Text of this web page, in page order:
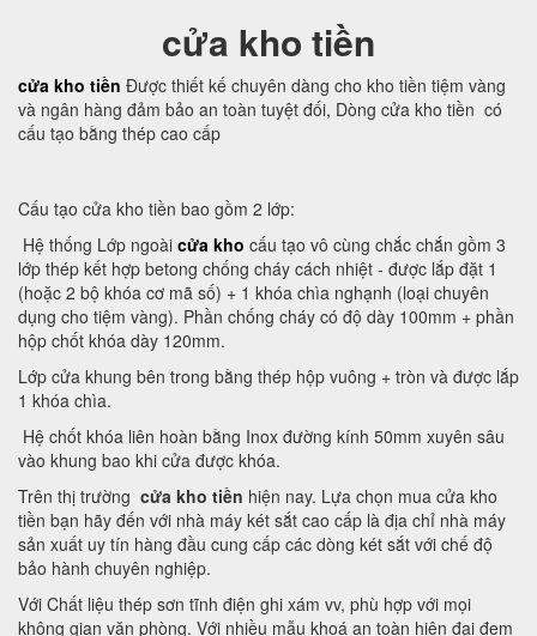
cửa kho tiền
cửa kho tiền Được thiết kế chuyên dàng cho kho tiền tiệm vàng
và ngân hàng đảm bảo an toàn tuyệt đối, Dòng cửa kho tiền có
cấu tạo bằng thép cao cấp
Cấu tạo cửa kho tiền bao gồm 2 lớp:
Hệ thống Lớp ngoài cửa kho cấu tạo vô cùng chắc chắn gồm 3
lớp thép kết hợp betong chống cháy cách nhiệt - được lắp đặt 1
(hoặc 2 bộ khóa cơ mã số) + 1 khóa chìa nghạnh (loại chuyên
dụng cho tiệm vàng). Phần chống cháy có độ dày 100mm + phần
hộp chốt khóa dày 120mm.
Lớp cửa khung bên trong bằng thép hộp vuông + tròn và được lắp
1 khóa chìa.
Hệ chốt khóa liên hoàn bằng Inox đường kính 50mm xuyên sâu
vào khung bao khi cửa được khóa.
Trên thị trường cửa kho tiền hiện nay. Lựa chọn mua cửa kho
tiền bạn hãy đến với nhà máy két sắt cao cấp là địa chỉ nhà máy
sản xuất uy tín hàng đầu cung cấp các dòng két sắt với chế độ
bảo hành chuyên nghiệp.
Với Chất liệu thép sơn tĩnh điện ghi xám vv, phù hợp với mọi
không gian văn phòng. Với nhiều mẫu khoá an toàn hiện đại đem